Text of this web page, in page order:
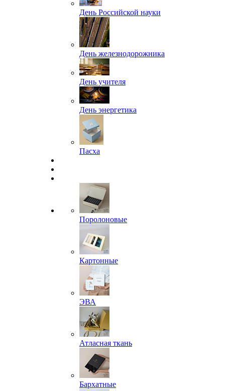
День Российской науки
День железнодорожника
День учителя
День энергетика
Пасха
Поролоновые
Картонные
ЭВА
Атласная ткань
Бархатные